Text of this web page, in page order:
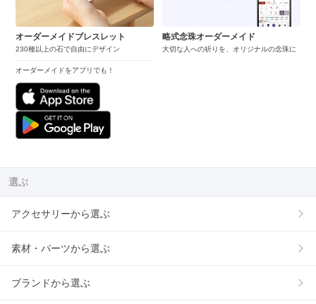
オーダーメイドブレスレット
230種以上の石で自由にデザイン
オーダーメイドをアプリでも！
略式念珠オーダーメイド
大切な人への祈りを、オリジナルの念珠に
選ぶ
アクセサリーから選ぶ
素材・パーツから選ぶ
ブランドから選ぶ